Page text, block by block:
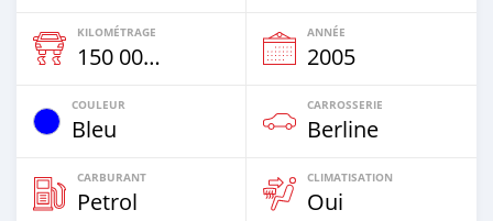
KILOMÉTRAGE
150 000 Km
ANNÉE
2005
COULEUR
Bleu
CARROSSERIE
Berline
CARBURANT
Petrol
CLIMATISATION
Oui